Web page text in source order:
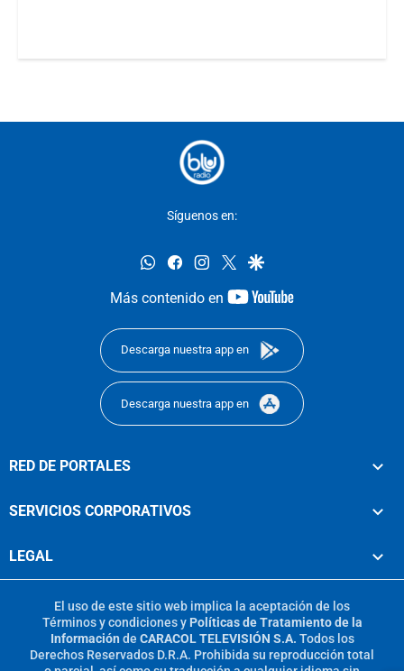
Síguenos en:
whatsappfacebookinstagram
twittergoogle
Más contenido en
youtube-
Descarga nuestra app en
Descarga nuestra app en
RED DE PORTALES
SERVICIOS CORPORATIVOS
LEGAL
El uso de este sitio web implica la aceptación de los
Términos y condicionesy Políticas de Tratamiento de la
Información de CARACOL TELEVISIÓN S.A. Todos los
Derechos Reservados D.R.A. Prohibida su reproducción total